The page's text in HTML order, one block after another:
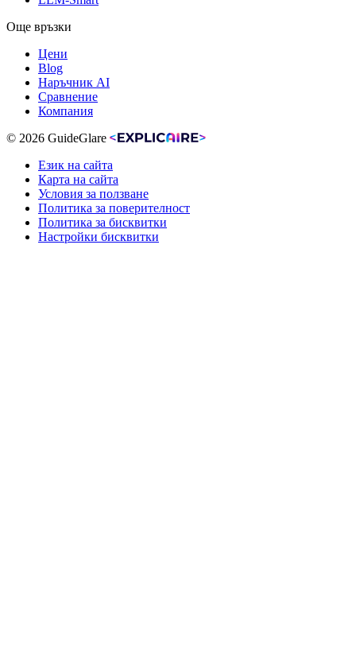
Още връзки
Цени
Blog
Наръчник AI
Сравнение
Компания
© 2026 GuideGlare
Език на сайта
Карта на сайта
Условия за ползване
Политика за поверителност
Политика за бисквитки
Настройки бисквитки